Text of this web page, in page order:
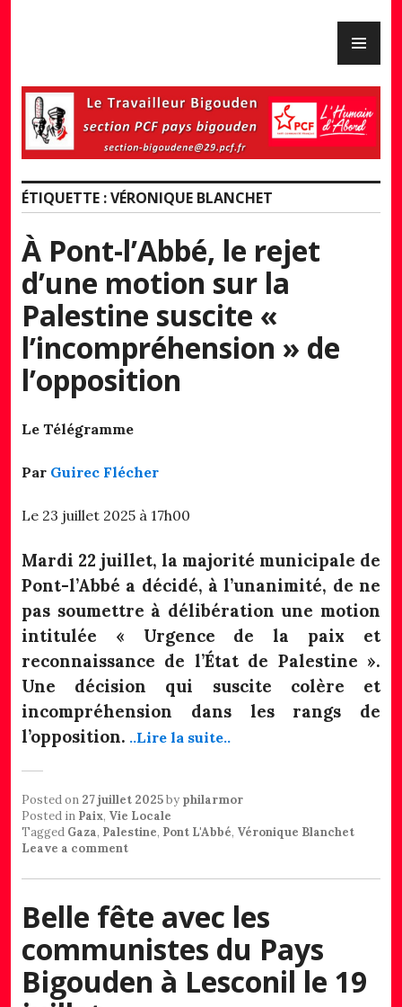
ÉTIQUETTE :VÉRONIQUE BLANCHET
À Pont-l’Abbé, le rejet
d’une motion sur la
Palestine suscite «
l’incompréhension » de
l’opposition
Le Télégramme
Par Guirec Flécher
Le 23 juillet 2025 à 17h00
Mardi 22 juillet, la majorité municipale de
Pont-l’Abbé a décidé, à l’unanimité, de ne
pas soumettre à délibération une motion
intitulée « Urgence de la paix et
reconnaissance de l’État de Palestine ».
Une décision qui suscite colère et
incompréhension dans les rangs de
l’opposition. ..Lire la suite..
Posted on 27 juillet 2025by philarmor
Posted in Paix, Vie Locale
Tagged Gaza, Palestine, Pont L'Abbé, Véronique Blanchet
Leave a comment
Belle fête avec les
communistes du Pays
Bigouden à Lesconil le 19